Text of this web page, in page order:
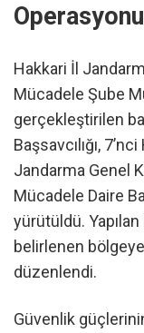
Hakkari İl
Mücadele Şube
gerçekleştirilen
Başsavcılığı,
Jandarma Genel
Mücadele Daire
yürütüldü.
belirlenen
düzenlendi.
Güvenlik